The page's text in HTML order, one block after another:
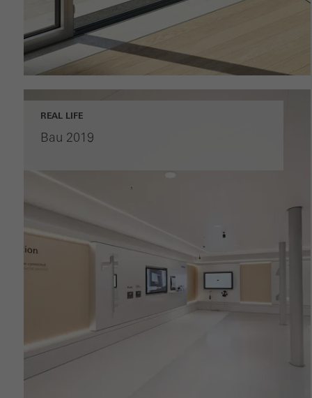
REAL LIFE
Bau 2019
informaciją apie tai, kaip naudojama svetainė, apsilankymų
skaičių, vidutinį tinklalapyje praleistą laiką ir iškviečiamus
puslapius.
Rinkodaros / trečiųjų šalių slapukai
Išsaugoti